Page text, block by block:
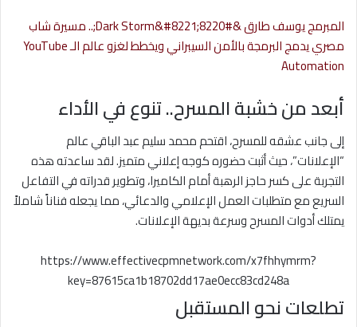
المبرمج يوسف طارق &#8220;Dark Storm&#8221;.. مسيرة شاب
مصري يدمج البرمجة بالأمن السيبراني ويخطط لغزو عالم الـ YouTube
Automation
أبعد من خشبة المسرح.. تنوع في الأداء
إلى جانب عشقه للمسرح، اقتحم محمد سليم عبد الباقي عالم
“الإعلانات”، حيث أثبت حضوره كوجه إعلاني متميز. لقد ساعدته هذه
التجربة على كسر حاجز الرهبة أمام الكاميرا، وتطوير قدراته في التفاعل
السريع مع متطلبات العمل الإعلامي والدعائي، مما يجعله فناناً شاملاً
يمتلك أدوات المسرح وسرعة بديهة الإعلانات.
https://www.effectivecpmnetwork.com/x7fhhymrm?
key=87615ca1b18702dd17ae0ecc83cd248a
تطلعات نحو المستقبل